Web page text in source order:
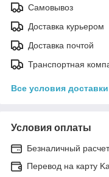
Самовывоз
Доставка курьером
Доставка почтой
Транспортная
Все условия доставки
Условия оплаты
Безналичный расчет
Перевод на карту